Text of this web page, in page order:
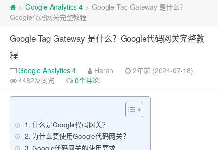
> Google Analytics 4 > Google Tag Gateway 是什么？
Google代码网关完整教程
Google Tag Gateway 是什么？Google代码网关完整教
程
Google Analytics 4 Haran
2年前 (2024-07-18)
4482次浏览
0个评论
什么是Google代码网关？
为什么要使用Google代码网关？
Google代码网关的使用要求